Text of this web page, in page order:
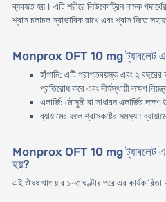
ব্যবহৃত হয়। এটি শরীরে লিউকোট্রিন নামক
শ্বাস চলাচল স্বাভাবিক রাখে এবং শ্বাস নিতে
Monprox OFT 10 mg ট্যাবলেট এর
হাঁপানি: এটি প্রাপ্তবয়স্ক এবং ২
প্রতিরোধ করে এবং দীর্ঘস্থায়ী লক্ষণ
এলার্জি: মৌসুমী বা সাধারন এলার্জির
ব্যায়ামের ফলে শ্বাসকষ্টের সমস্যা:
Monprox OFT 10 mg ট্যাবলেট এর
হয়?
এই ঔষধ খাওয়ার ১-৩ ঘণ্টার পরে এর